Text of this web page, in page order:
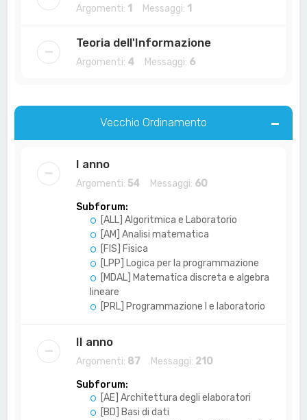
Argomenti: 1 Messaggi: 1
Teoria dell'Informazione
Argomenti: 4 Messaggi: 6
Vecchio Ordinamento
I anno
Argomenti: 54 Messaggi: 60
Subforum:
[ALL] Algoritmica e Laboratorio
[AM] Analisi matematica
[FIS] Fisica
[LPP] Logica per la programmazione
[MDAL] Matematica discreta e algebra
lineare
[PRL] Programmazione I e laboratorio
II anno
Argomenti: 87 Messaggi: 210
Subforum:
[AE] Architettura degli elaboratori
[BD] Basi di dati